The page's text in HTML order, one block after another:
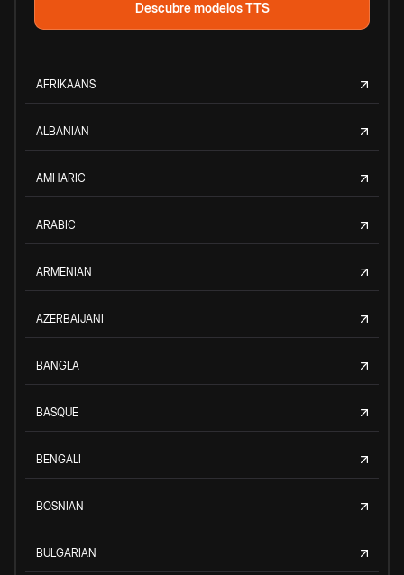
Descubre modelos TTS
AFRIKAANS
ALBANIAN
AMHARIC
ARABIC
ARMENIAN
AZERBAIJANI
BANGLA
BASQUE
BENGALI
BOSNIAN
BULGARIAN